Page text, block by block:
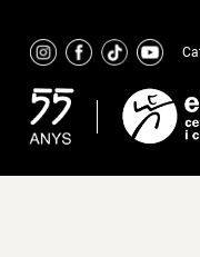
content